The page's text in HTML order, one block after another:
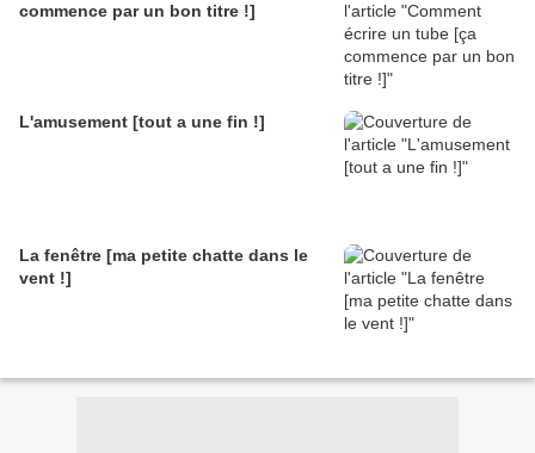
commence par un bon titre !]
L'amusement [tout a une fin !]
La fenêtre [ma petite chatte dans le
vent !]